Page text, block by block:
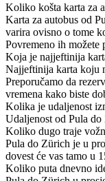
Koliko košta karta za
Karta za autobus od
varira ovisno o tome
Povremeno ih možete
Koja je najjeftinija
Najjeftinija karta koju
Preporučamo da
vremena kako biste
Kolika je udaljenost
Udaljenost od Pula
Koliko dugo traje
Pula do Zürich je u
dovest će vas tamo u
Koliko puta dnevno